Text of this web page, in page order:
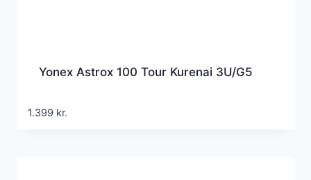
Yonex Astrox 100 Tour Kurenai 3U/G5
1.399 kr.